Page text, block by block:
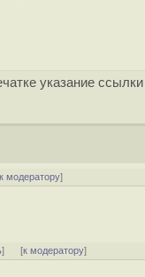
указание
к модератору]
] [к модератору]